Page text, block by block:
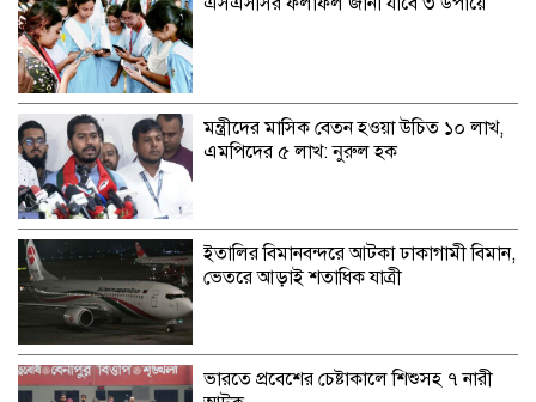
মন্ত্রীদের মাসিক বেতন হওয়া উচিত ১০ লাখ,
এমপিদের ৫ লাখ: নুরুল হক
ইতালির বিমানবন্দরে আটকা ঢাকাগামী বিমান,
ভেতরে আড়াই শতাধিক যাত্রী
ভারতে প্রবেশের চেষ্টাকালে শিশুসহ ৭ নারী